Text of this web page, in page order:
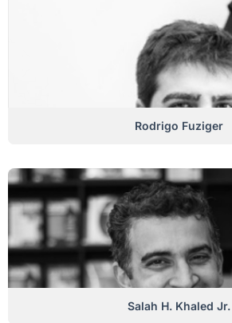
Rodrigo Fuziger
Salah H. Khaled Jr.